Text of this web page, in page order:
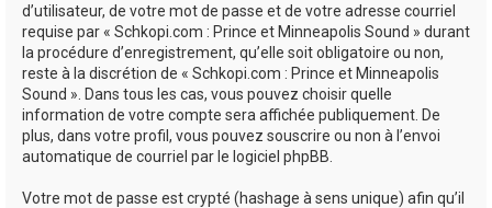
d’utilisateur, de votre mot de passe et de votre adresse courriel
requise par « Schkopi.com : Prince et Minneapolis Sound » durant
la procédure d’enregistrement, qu’elle soit obligatoire ou non,
reste à la discrétion de « Schkopi.com : Prince et Minneapolis
Sound ». Dans tous les cas, vous pouvez choisir quelle
information de votre compte sera affichée publiquement. De
plus, dans votre profil, vous pouvez souscrire ou non à l’envoi
automatique de courriel par le logiciel phpBB.
Votre mot de passe est crypté (hashage à sens unique) afin qu’il